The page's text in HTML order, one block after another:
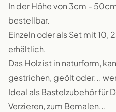
In der Höhe von 3cm -
bestellbar.
Einzeln oder als Set mit 10,
erhältlich.
Das Holz ist in naturform,
gestrichen, geölt oder...
Ideal als Bastelzubehör für
Verzieren, zum Bemalen...